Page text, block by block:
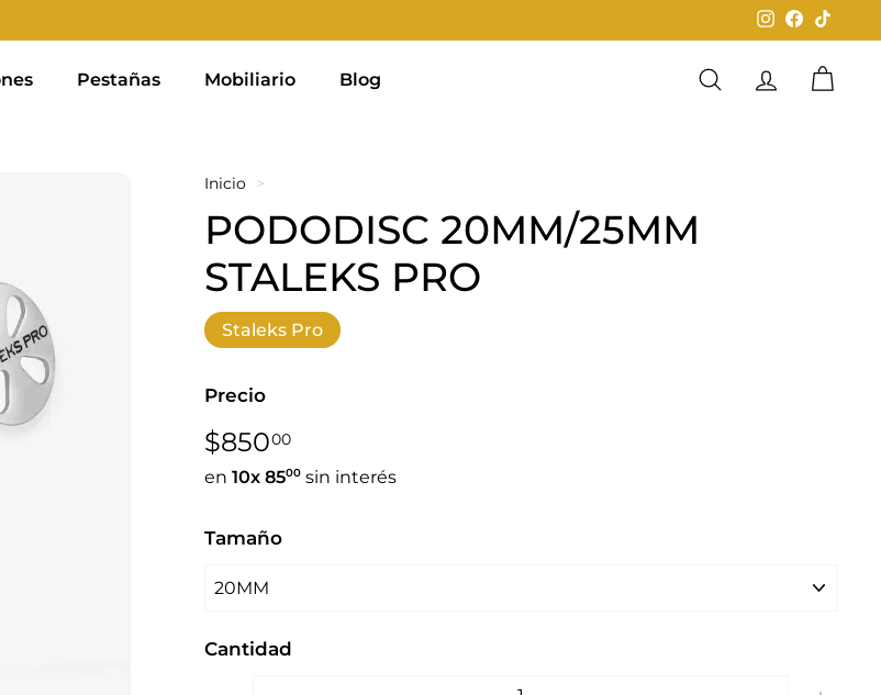
Instagram
Facebook
Pestañas Mobiliario Blog
Buscar CuentaCarrito
Inicio >
PODODISC 20MM/25MM
STALEKS PRO
Staleks Pro
Precio
Precio
habitual
$85000$850,00
en 10x 8500 sin interés
Tamaño
Cantidad